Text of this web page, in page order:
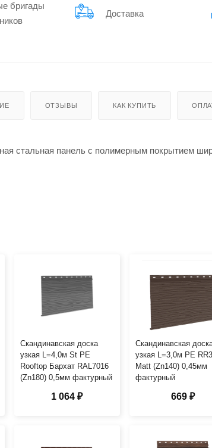
бригады
Доставка
ОТЗЫВЫ КАК КУПИТЬ
стальная панель с полимерным покрытием
Скандинавская доска
узкая L=4,0м St PE
Rooftop Бархат RAL7016
(Zn180) 0,5мм фактурный
1 064 ₽
Скандинавская
узкая L=3,0м PE
Matt (Zn140) 0,45мм
фактурный
669 ₽